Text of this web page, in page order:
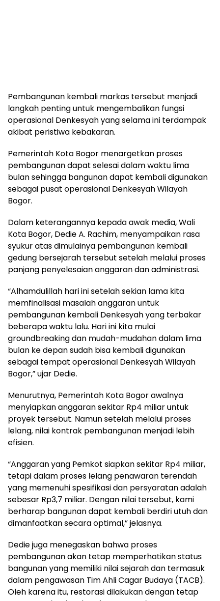
Pembangunan kembali markas tersebut menjadi
langkah penting untuk mengembalikan fungsi
operasional Denkesyah yang selama ini terdampak
akibat peristiwa kebakaran.
Pemerintah Kota Bogor menargetkan proses
pembangunan dapat selesai dalam waktu lima
bulan sehingga bangunan dapat kembali digunakan
sebagai pusat operasional Denkesyah Wilayah
Bogor.
Dalam keterangannya kepada awak media, Wali
Kota Bogor, Dedie A. Rachim, menyampaikan rasa
syukur atas dimulainya pembangunan kembali
gedung bersejarah tersebut setelah melalui proses
panjang penyelesaian anggaran dan administrasi.
“Alhamdulillah hari ini setelah sekian lama kita
memfinalisasi masalah anggaran untuk
pembangunan kembali Denkesyah yang terbakar
beberapa waktu lalu. Hari ini kita mulai
groundbreaking dan mudah-mudahan dalam lima
bulan ke depan sudah bisa kembali digunakan
sebagai tempat operasional Denkesyah Wilayah
Bogor,” ujar Dedie.
Menurutnya, Pemerintah Kota Bogor awalnya
menyiapkan anggaran sekitar Rp4 miliar untuk
proyek tersebut. Namun setelah melalui proses
lelang, nilai kontrak pembangunan menjadi lebih
efisien.
“Anggaran yang Pemkot siapkan sekitar Rp4 miliar,
tetapi dalam proses lelang penawaran terendah
yang memenuhi spesifikasi dan persyaratan adalah
sebesar Rp3,7 miliar. Dengan nilai tersebut, kami
berharap bangunan dapat kembali berdiri utuh dan
dimanfaatkan secara optimal,” jelasnya.
Dedie juga menegaskan bahwa proses
pembangunan akan tetap memperhatikan status
bangunan yang memiliki nilai sejarah dan termasuk
dalam pengawasan Tim Ahli Cagar Budaya (TACB).
Oleh karena itu, restorasi dilakukan dengan tetap